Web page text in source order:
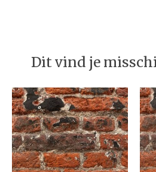
Dit vind je
Items van productcarrousel